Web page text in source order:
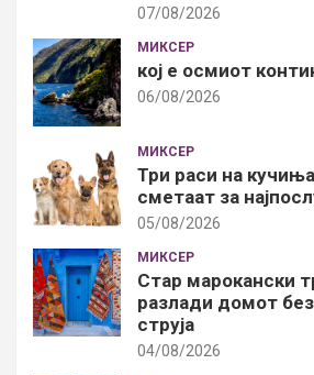
07/08/2026
МИКСЕР
кој е осмиот
06/08/2026
МИКСЕР
Три раси на
сметаат за
05/08/2026
МИКСЕР
Стар марокански
разлади домот
струја
04/08/2026